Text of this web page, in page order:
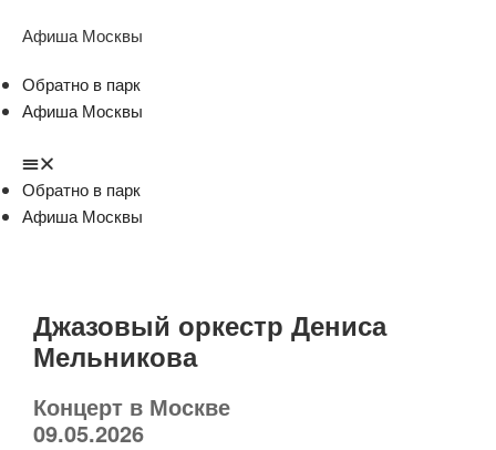
Афиша Москвы
Обратно в парк
Афиша Москвы
Обратно в парк
Афиша Москвы
Джазовый оркестр Дениса
Мельникова
Концерт в Москве
09.05.2026